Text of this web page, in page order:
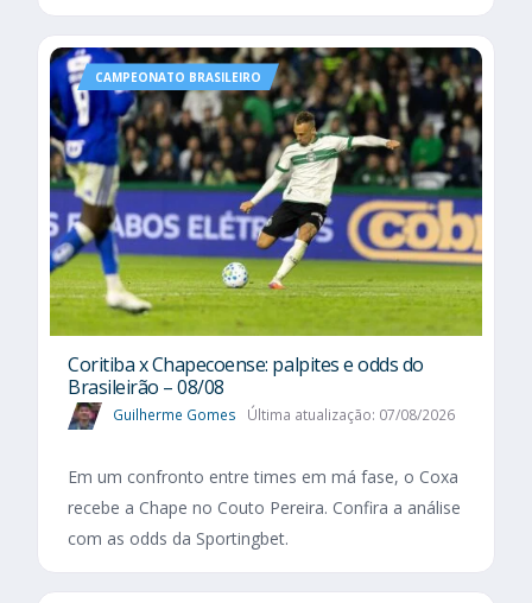
CAMPEONATO BRASILEIRO
Coritiba x Chapecoense: palpites e odds do
Brasileirão – 08/08
Guilherme Gomes Última atualização: 07/08/2026
Em um confronto entre times em má fase, o Coxa
recebe a Chape no Couto Pereira. Confira a análise
com as odds da Sportingbet.